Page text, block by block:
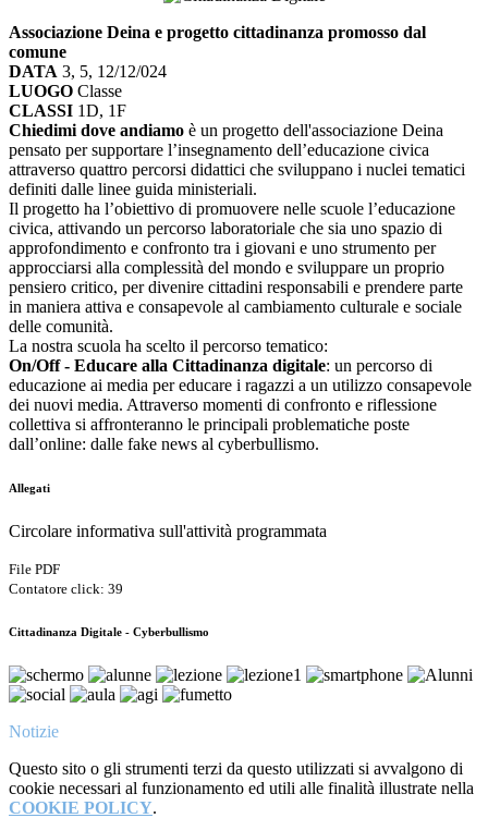
Associazione Deina e progetto cittadinanza promosso dal
comune
DATA 3, 5, 12/12/024
LUOGO Classe
CLASSI 1D, 1F
Chiedimi dove andiamo è un progetto dell'associazione Deina
pensato per supportare l’insegnamento dell’educazione civica
attraverso quattro percorsi didattici che sviluppano i nuclei tematici
definiti dalle linee guida ministeriali.
Il progetto ha l’obiettivo di promuovere nelle scuole l’educazione
civica, attivando un percorso laboratoriale che sia uno spazio di
approfondimento e confronto tra i giovani e uno strumento per
approcciarsi alla complessità del mondo e sviluppare un proprio
pensiero critico, per divenire cittadini responsabili e prendere parte
in maniera attiva e consapevole al cambiamento culturale e sociale
delle comunità.
La nostra scuola ha scelto il percorso tematico:
On/Off - Educare alla Cittadinanza digitale: un percorso di
educazione ai media per educare i ragazzi a un utilizzo consapevole
dei nuovi media. Attraverso momenti di confronto e riflessione
collettiva si affronteranno le principali problematiche poste
dall’online: dalle fake news al cyberbullismo.
Allegati
Circolare informativa sull'attività programmata
File PDF
Contatore click: 39
Cittadinanza Digitale - Cyberbullismo
Notizie
Questo sito o gli strumenti terzi da questo utilizzati si avvalgono di
cookie necessari al funzionamento ed utili alle finalità illustrate nella
COOKIE POLICY.